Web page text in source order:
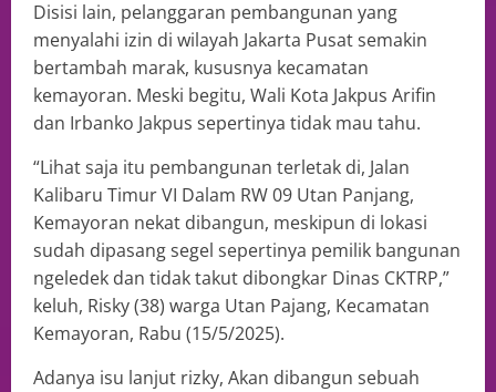
Disisi lain, pelanggaran pembangunan yang
menyalahi izin di wilayah Jakarta Pusat semakin
bertambah marak, kususnya kecamatan
kemayoran. Meski begitu, Wali Kota Jakpus Arifin
dan Irbanko Jakpus sepertinya tidak mau tahu.
“Lihat saja itu pembangunan terletak di, Jalan
Kalibaru Timur VI Dalam RW 09 Utan Panjang,
Kemayoran nekat dibangun, meskipun di lokasi
sudah dipasang segel sepertinya pemilik bangunan
ngeledek dan tidak takut dibongkar Dinas CKTRP,”
keluh, Risky (38) warga Utan Pajang, Kecamatan
Kemayoran, Rabu (15/5/2025).
Adanya isu lanjut rizky, Akan dibangun sebuah